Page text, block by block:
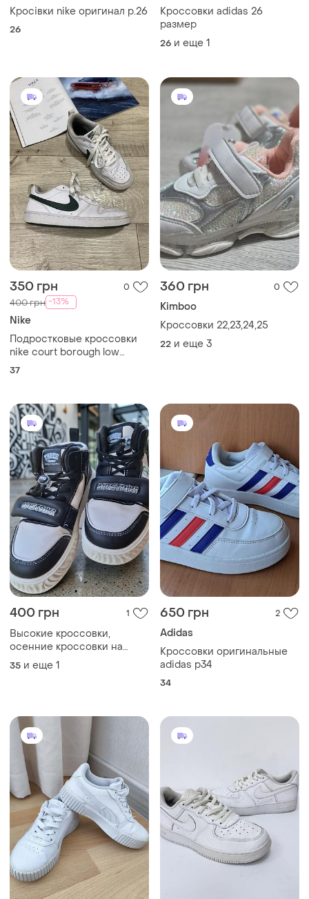
Кросівки nike оригинал р.26
26
Кроссовки adidas 26
размер
26 и еще 1
350 грн 0
400 грн -13%
Nike
Подростковые кроссовки
nike court borough low
recraft, р.37,5
37
360 грн 0
Kimboo
Кроссовки 22,23,24,25
22 и еще 3
400 грн 1
Высокие кроссовки,
осенние кроссовки на
мальчика, стильные
ботинки кроссовки
35 и еще 1
650 грн 2
Adidas
Кроссовки оригинальные
adidas p34
34